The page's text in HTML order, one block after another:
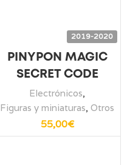
2019-2020
PINYPON MAGIC
SECRET CODE
Electrónicos,
Figuras y miniaturas,Otros
55,00€